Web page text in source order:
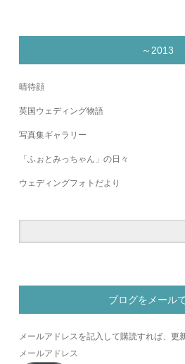
～2013
晴待顔
英国ウェディング物語
写真集ギャラリー
「ふぉとみっちゃん」の日々
ウェディングフォトだより
ブログをメール
メールアドレスを記入して購読すれば、更
メ